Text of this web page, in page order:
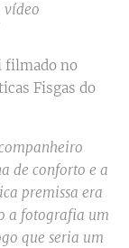
vídeo
filmado no
Fisgas do
de conforto e a
premissa era
a fotografia um
que seria um